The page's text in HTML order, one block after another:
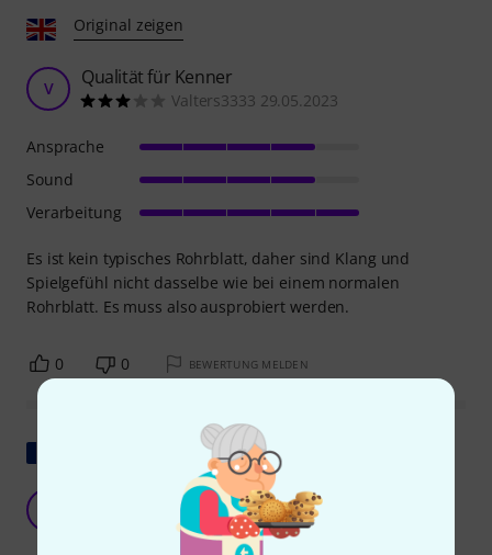
Original zeigen
V Qualität für Kenner
Valters3333 29.05.2023
Es ist kein typisches Rohrblatt, daher sind Klang und
Spielgefühl nicht dasselbe wie bei einem normalen
Rohrblatt. Es muss also ausprobiert werden.
Ansprache
Sound
Verarbeitung
0 0 BEWERTUNG MELDEN
Brunobo 30.03.2024